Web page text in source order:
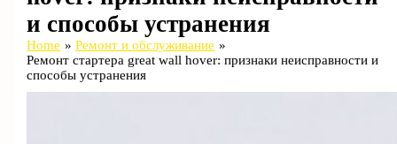
и способы устранения
Home
Ремонт и обслуживание
Ремонт стартера great wall hover: признаки неисправности и
способы устранения